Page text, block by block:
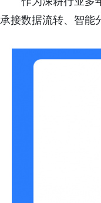
承接数据流转、智能